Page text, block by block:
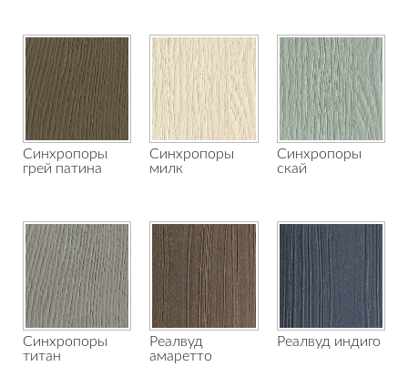
Синхропоры
грей патина
Синхропоры
милк
Синхропоры
скай
Синхропоры
титан
Реалвуд
амаретто
Реалвуд индиго